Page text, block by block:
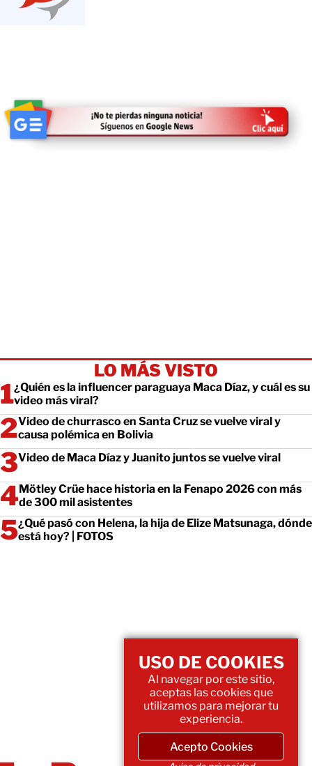
LO MÁS VISTO
¿Quién es la influencer paraguaya Maca Díaz, y cuál es su
video más viral?
Video de churrasco en Santa Cruz se vuelve viral y
causa polémica en Bolivia
Video de Maca Díaz y Juanito juntos se vuelve viral
Mötley Crüe hace historia en la Fenapo 2026 con más
de 300 mil asistentes
¿Qué pasó con Helena, la hija de Elize Matsunaga, dónde
está hoy? | FOTOS
USO DE COOKIES
Al navegar por este sitio,
aceptas las cookies que
utilizamos para mejorar tu
experiencia.
Acepto Cookies